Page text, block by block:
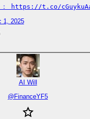
）： https://t.co/
1, 2025
AI Will
@FinanceYF5